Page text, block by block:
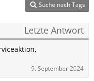
Suche nach Tags
Letzte Antwort
9. September 2024